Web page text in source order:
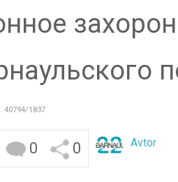
1837
0 0 Avtor